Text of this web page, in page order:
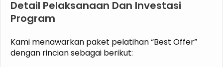
Detail Pelaksanaan Dan Investasi
Program
Kami menawarkan paket pelatihan “Best Offer”
dengan rincian sebagai berikut: